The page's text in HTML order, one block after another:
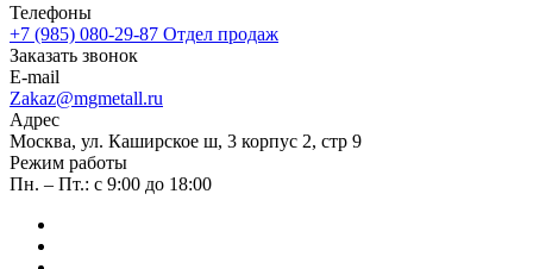
Телефоны
+7 (985) 080-29-87 Отдел продаж
Заказать звонок
E-mail
Zakaz@mgmetall.ru
Адрес
Москва, ул. Каширское ш, 3 корпус 2, стр 9
Режим работы
Пн. – Пт.: с 9:00 до 18:00